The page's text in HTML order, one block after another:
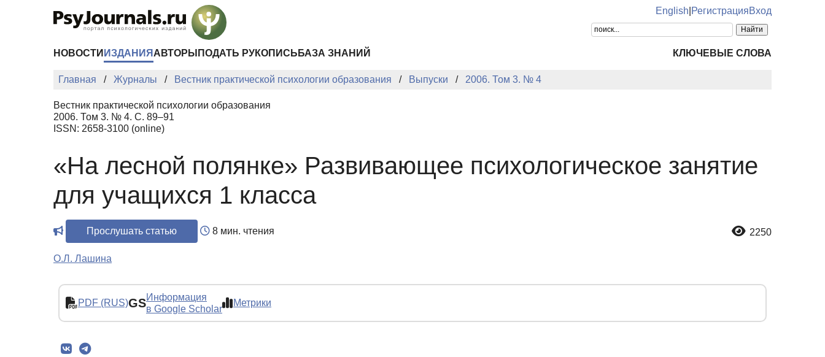
English РегистрацияВход
НОВОСТИ ИЗДАНИЯ АВТОРЫ ПОДАТЬ РУКОПИСЬ БАЗА ЗНАНИЙ КЛЮЧЕВЫЕ СЛОВА
Главная Журналы Вестник практической психологии образования Выпуски 2006. Том 3. № 4
Вестник практической психологии образования
2006. Том 3. № 4. С. 89–91
ISSN: 2658-3100 (online)
«На лесной полянке» Развивающее психологическое занятие
для учащихся 1 класса
Прослушать статью 8 мин. чтения 2250
О.Л. Лашина
PDF (RUS)GSИнформация
в Google Scholar
Метрики